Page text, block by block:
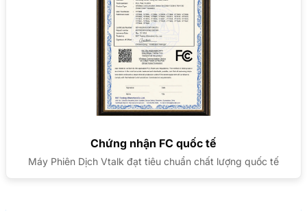
Chứng nhận FC quốc tế
Máy Phiên Dịch Vtalk đạt tiêu chuẩn chất lượng quốc tế